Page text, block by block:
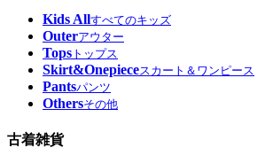
Kids Allすべてのキッズ
Outerアウター
Tops トップス
Skirt&Onepieceスカート＆ワンピース
Pantsパンツ
Othersその他
古着雑貨